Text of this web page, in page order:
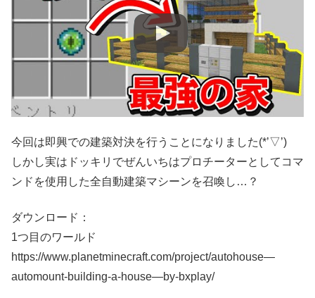
今回は即興での建築対決を行うことになりました(*’▽’)
しかし実はドッキリでぜんいちはプロチーターとしてコマ
ンドを使用した全自動建築マシーンを召喚し…？
ダウンロード：
1つ目のワールド
https://www.planetminecraft.com/project/autohouse—
automount-building-a-house—by-bxplay/